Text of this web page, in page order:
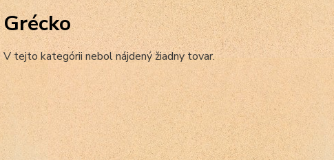
Grécko
V tejto kategórii nebol nájdený žiadny tovar.